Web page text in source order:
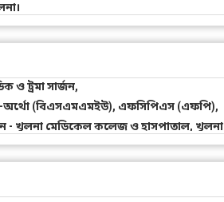
ও ট্রমা সার্জন,
অর্থো (বিএসএমএমইউ), এফসিপিএস (এফপি),
- খুলনা মেডিকেল কলেজ ও হাসপাতাল, খুলনা